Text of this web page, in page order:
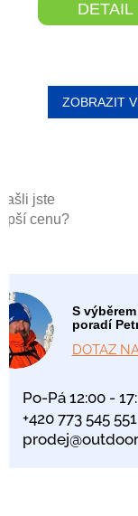
jste
cenu?
S výběrem
poradí
DOTAZ
Po-Pá 12:00 -
+420 773 545 551
DETAIL
ZOBRAZIT